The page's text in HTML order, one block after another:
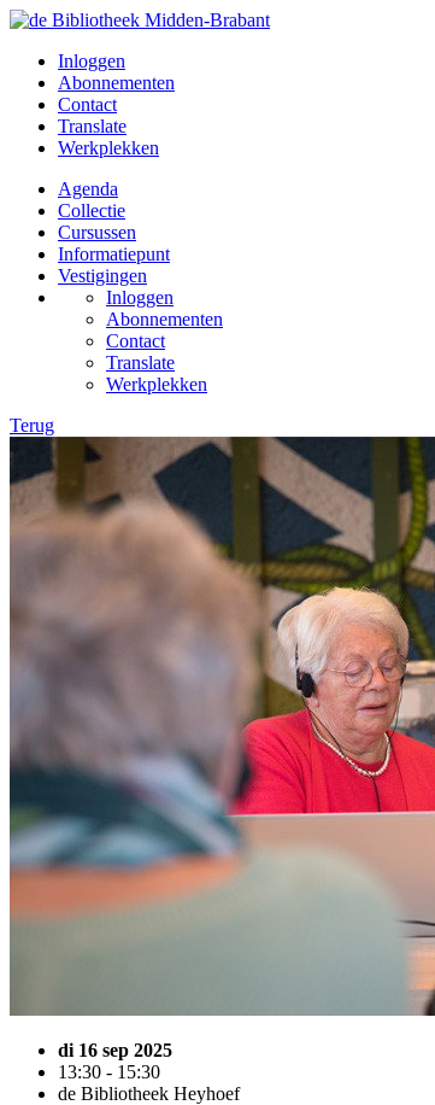
Inloggen
Abonnementen
Contact
Translate
Werkplekken
Agenda
Collectie
Cursussen
Informatiepunt
Vestigingen
Inloggen
Abonnementen
Contact
Translate
Werkplekken
Terug
di 16 sep 2025
13:30 - 15:30
de Bibliotheek Heyhoef